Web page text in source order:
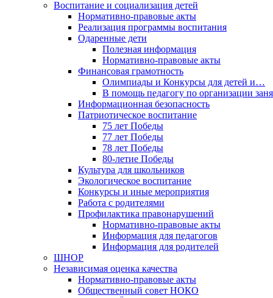
Воспитание и социализация детей
Нормативно-правовые акты
Реализация программы воспитания
Одаренные дети
Полезная информация
Нормативно-правовые акты
Финансовая грамотность
Олимпиады и Конкурсы для детей и…
В помощь педагогу по организации
Информационная безопасность
Патриотическое воспитание
75 лет Победы
77 лет Победы
78 лет Победы
80-летие Победы
Культура для школьников
Экологическое воспитание
Конкурсы и иные мероприятия
Работа с родителями
Профилактика правонарушений
Нормативно-правовые акты
Информация для педагогов
Информация для родителей
ШНОР
Независимая оценка качества
Нормативно-правовые акты
Общественный совет НОКО